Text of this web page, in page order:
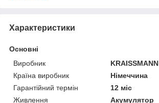
Характеристики
Основні
Виробник
KRAISSMANN
Країна виробник
Німеччина
Гарантійний термін
12 міс
Живлення
Акумулятор